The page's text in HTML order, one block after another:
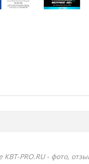
PRO.RU - фото,